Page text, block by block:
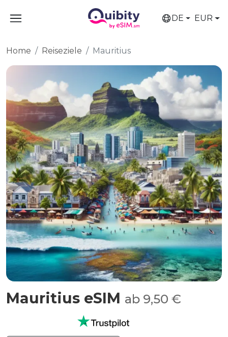
DE EUR
Home Reiseziele Mauritius
Mauritius eSIM ab 9,50 €